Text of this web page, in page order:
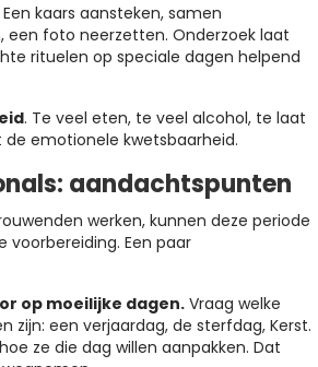
Een kaars aansteken, samen
een foto neerzetten. Onderzoek laat
rituelen op speciale dagen helpend
. Te veel eten, te veel alcohol, te laat
emotionele kwetsbaarheid.
aandachtspunten
werken, kunnen deze periode
Een paar
op moeilijke dagen. Vraag welke
zijn: een verjaardag, de sterfdag, Kerst.
ze die dag willen aanpakken. Dat